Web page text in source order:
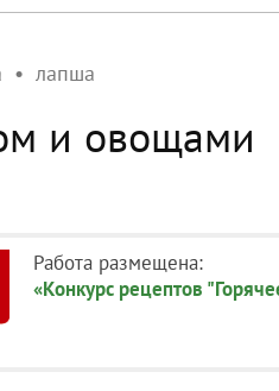
лапша
и овощами
Работа размещена:
«Конкурс рецептов